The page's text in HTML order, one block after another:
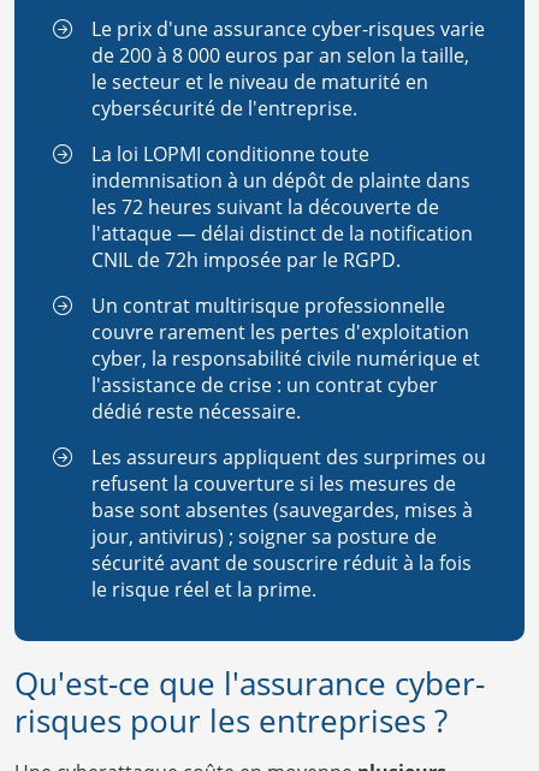
Le prix d'une assurance cyber-risques varie
de 200 à 8 000 euros par an selon la taille,
le secteur et le niveau de maturité en
cybersécurité de l'entreprise.
La loi LOPMI conditionne toute
indemnisation à un dépôt de plainte dans
les 72 heures suivant la découverte de
l'attaque — délai distinct de la notification
CNIL de 72h imposée par le RGPD.
Un contrat multirisque professionnelle
couvre rarement les pertes d'exploitation
cyber, la responsabilité civile numérique et
l'assistance de crise : un contrat cyber
dédié reste nécessaire.
Les assureurs appliquent des surprimes ou
refusent la couverture si les mesures de
base sont absentes (sauvegardes, mises à
jour, antivirus) ; soigner sa posture de
sécurité avant de souscrire réduit à la fois
le risque réel et la prime.
Qu'est-ce que l'assurance cyber-
risques pour les entreprises ?